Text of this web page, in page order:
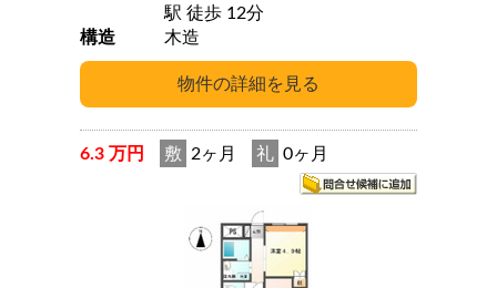
駅 徒歩 12分
構造
木造
6.3 万円 敷 2ヶ月 礼 0ヶ月